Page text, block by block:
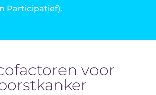
Participatief).
voor